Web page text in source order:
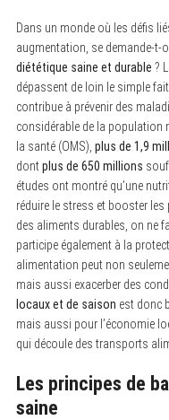
Dans un monde où les défis
augmentation, se demande-t-
diététique saine et durable ?
dépassent de loin le simple
contribue à prévenir des
considérable de la population
la santé (OMS), plus de 1,9
dontplus de 650 millions
études ont montré qu’une
réduire le stress et booster
des aliments durables, on ne
participe également à la
alimentation peut non
mais aussi exacerber des
locaux et de saison est donc
mais aussi pour l’économie
qui découle des transports
Les principes de
saine